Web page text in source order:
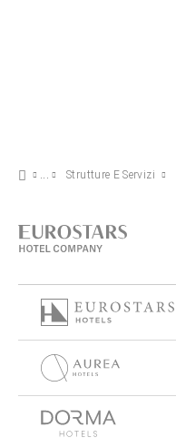
Strutture E Servizi